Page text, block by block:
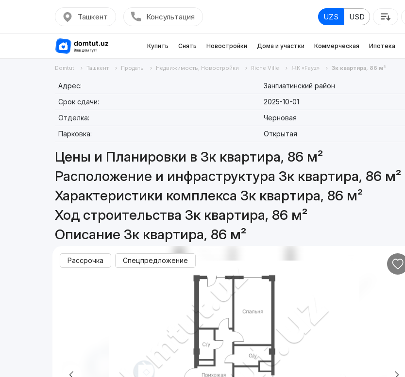
Ташкент Консультация UZS USD
Купить Снять Новостройки Дома и участки Коммерческая Ипотека
Domtut Ташкент Продать Недвижимость, Новостройки Riche Ville ЖК «Fayz» 3к квартира, 86 м²
Адрес:
Зангиатинский район
Срок сдачи:
2025-10-01
Отделка:
Черновая
Парковка:
Открытая
Цены и Планировки в 3к квартира, 86 м²
Расположение и инфраструктура 3к квартира, 86 м²
Характеристики комплекса 3к квартира, 86 м²
Ход строительства 3к квартира, 86 м²
Описание 3к квартира, 86 м²
Рассрочка Спецпредложение